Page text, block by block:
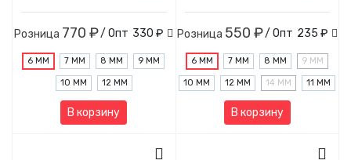
Розница 770 ₽/ Опт 330 ₽
6 ММ 7 ММ 8 ММ 9 ММ
10 ММ 12 ММ
В корзину
Розница 550 ₽/ Опт 235 ₽
6 ММ 7 ММ 8 ММ 9 ММ
10 ММ 12 ММ 14 ММ 11 ММ
В корзину